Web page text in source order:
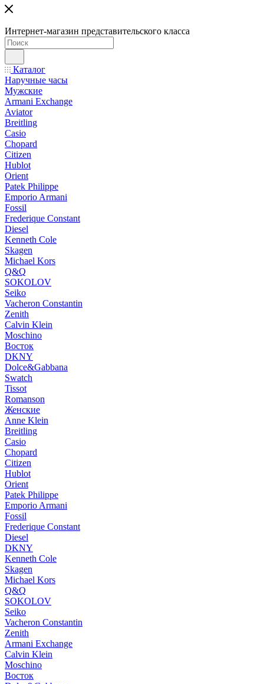
Интернет-магазин представительского класса
Каталог
Наручные часы
Мужские
Armani Exchange
Aviator
Breitling
Casio
Chopard
Citizen
Hublot
Orient
Patek Philippe
Emporio Armani
Fossil
Frederique Constant
Diesel
Kenneth Cole
Skagen
Michael Kors
Q&Q
SOKOLOV
Seiko
Vacheron Constantin
Zenith
Calvin Klein
Moschino
Восток
DKNY
Dolce&Gabbana
Swatch
Tissot
Romanson
Женские
Anne Klein
Breitling
Casio
Chopard
Citizen
Hublot
Orient
Patek Philippe
Emporio Armani
Fossil
Frederique Constant
Diesel
DKNY
Kenneth Cole
Skagen
Michael Kors
Q&Q
SOKOLOV
Seiko
Vacheron Constantin
Zenith
Armani Exchange
Calvin Klein
Moschino
Восток